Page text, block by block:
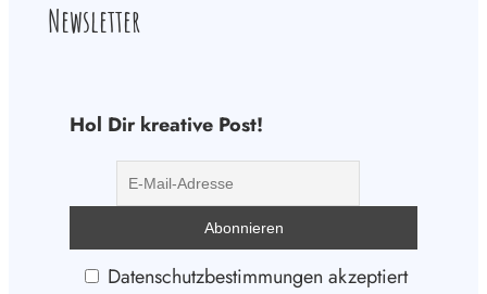
Newsletter
Hol Dir kreative Post!
Datenschutzbestimmungen akzeptiert